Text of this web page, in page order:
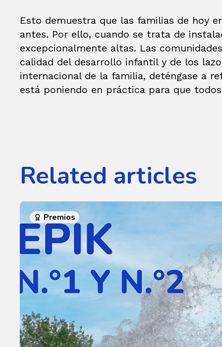
Esto demuestra que las familias de hoy
antes. Por ello, cuando se trata de
excepcionalmente altas. Las
calidad del desarrollo infantil y de los
internacional de la familia, deténgase a
está poniendo en práctica para que
Related articles
Premios